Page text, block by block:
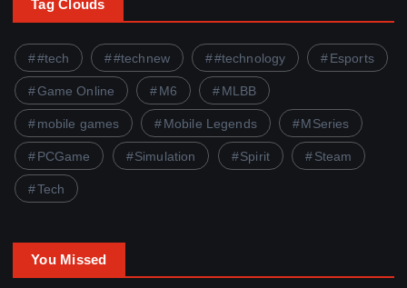
Tag Clouds
#tech #technew #technology Esports
Game Online M6 MLBB
mobile games Mobile Legends MSeries
PCGame Simulation Spirit Steam
Tech
You Missed